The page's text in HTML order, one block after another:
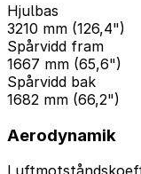
Hjulbas
3210 mm (126,4")
Spårvidd fram
1667 mm (65,6")
Spårvidd bak
1682 mm (66,2")
Aerodynamik